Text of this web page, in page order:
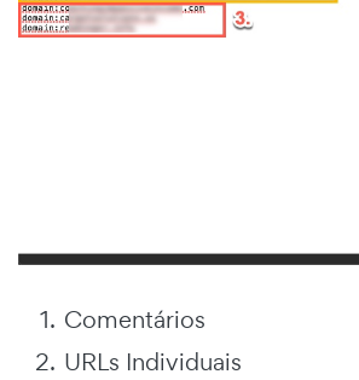
Comentários
URLs Individuais